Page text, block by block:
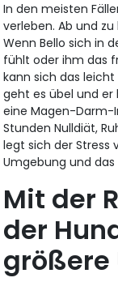
In den meisten
verleben. Ab und
Wenn Bello sich in
fühlt oder ihm das
kann sich das
geht es übel und
eine Magen-Darm-
Stunden Nulldiät,
legt sich der Stress
Umgebung und
Mit der
der
größere